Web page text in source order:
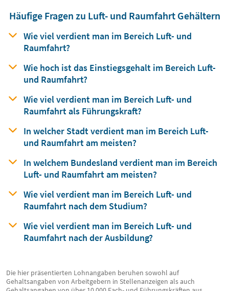
Häufige Fragen zu Luft- und Raumfahrt Gehältern
Wie viel verdient man im Bereich Luft- und
Raumfahrt?
Wie hoch ist das Einstiegsgehalt im Bereich Luft-
und Raumfahrt?
Wie viel verdient man im Bereich Luft- und
Raumfahrt als Führungskraft?
In welcher Stadt verdient man im Bereich Luft-
und Raumfahrt am meisten?
In welchem Bundesland verdient man im Bereich
Luft- und Raumfahrt am meisten?
Wie viel verdient man im Bereich Luft- und
Raumfahrt nach dem Studium?
Wie viel verdient man im Bereich Luft- und
Raumfahrt nach der Ausbildung?
Die hier präsentierten Lohnangaben beruhen sowohl auf
Gehaltsangaben von Arbeitgebern in Stellenanzeigen als auch